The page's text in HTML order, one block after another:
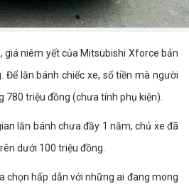
giá niêm yết của Mitsubishi Xforce bản
Để lăn bánh chiếc xe, số tiền mà người
780 triệu đồng (chưa tính phụ kiện).
lăn bánh chưa đầy 1 năm, chủ xe đã
dưới 100 triệu đồng.
chọn hấp dẫn với những ai đang mong